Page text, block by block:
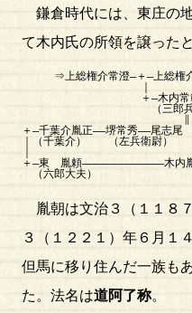
鎌倉時代には、東庄の
て木内氏の所領を譲った
⇒上総権介常澄―＋―上総権
＋―木内常範
（三郎兵衛尉
＋―千葉介胤正――堺常秀――尾
｜（千葉介） （左兵
＋―東 胤頼―――――――――――――木内
（六郎大夫） （次
胤朝は文治３（１１８
３（１２２１）年６月１
但馬に移り住んだ一族も
た。法名は道阿了称。